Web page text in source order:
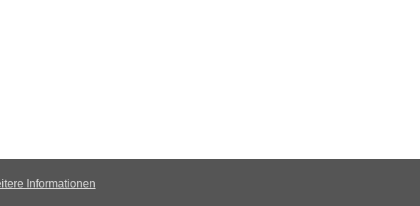
Informationen